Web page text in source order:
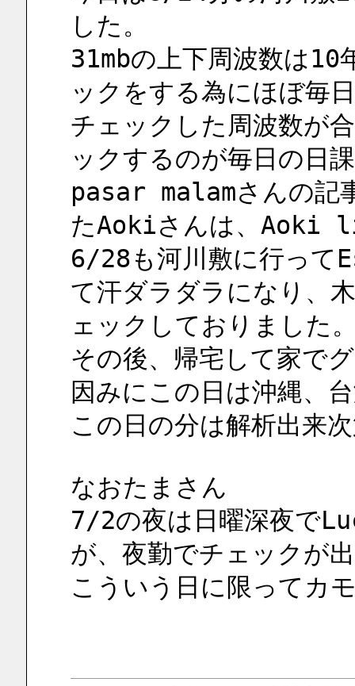
した。
31mbの上下周波数は10
ックをする為にほぼ毎
チェックした周波数が
ックするのが毎日の日
pasar malamさんの記
たAokiさんは、Aoki
6/28も河川敷に行って
て汗ダラダラになり、
ェックしておりました
その後、帰宅して家で
因みにこの日は沖縄、
この日の分は解析出来
なおたまさん
7/2の夜は日曜深夜で
が、夜勤でチェックが
こういう日に限ってカ